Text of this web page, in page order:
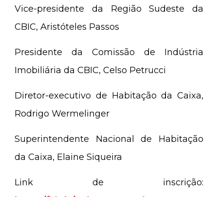
Vice-presidente da Região Sudeste da
CBIC, Aristóteles Passos
Presidente da Comissão de Indústria
Imobiliária da CBIC, Celso Petrucci
Diretor-executivo de Habitação da Caixa,
Rodrigo Wermelinger
Superintendente Nacional de Habitação
da Caixa, Elaine Siqueira
Link de inscrição: